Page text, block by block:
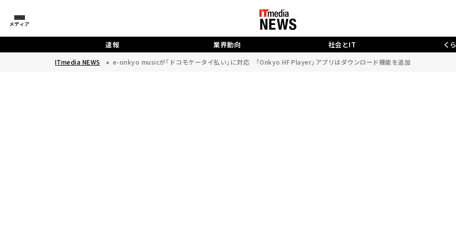
メディア
速報 業界動向 社会とIT く
ITmedia NEWS e-onkyo musicが「ドコモケータイ払い」に対応 「Onkyo HF Player」アプリはダウンロード機能を追加